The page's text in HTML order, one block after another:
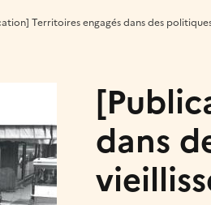
Territoires engagés dans des
dans